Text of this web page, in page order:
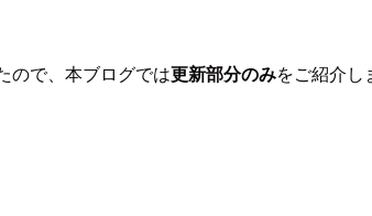
ので、本ブログでは更新部分のみをご紹介